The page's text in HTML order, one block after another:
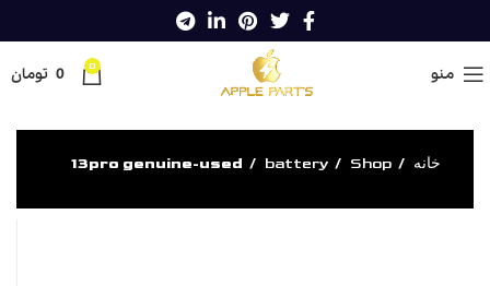
منو 0
0 تومان
خانه Shop
battery
13pro genuine-used